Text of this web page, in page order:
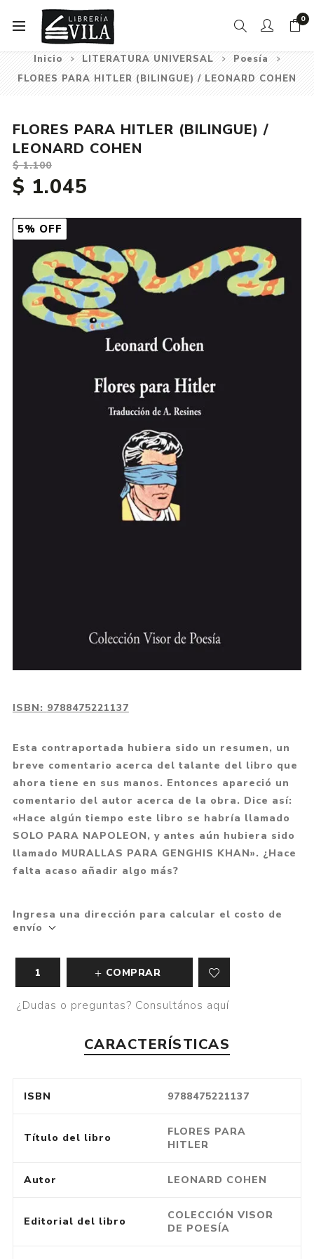
0
Inicio LITERATURA UNIVERSAL
Poesía
FLORES PARA HITLER (BILINGUE) / LEONARD COHEN
5% OFF
FLORES PARA HITLER (BILINGUE) /
LEONARD COHEN
$ 1.100
$ 1.045
ISBN: 9788475221137
Esta contraportada hubiera sido un resumen, un
breve comentario acerca del talante del libro que
ahora tiene en sus manos. Entonces apareció un
comentario del autor acerca de la obra. Dice así:
«Hace algún tiempo este libro se habría llamado
SOLO PARA NAPOLEON, y antes aún hubiera sido
llamado MURALLAS PARA GENGHIS KHAN». ¿Hace
falta acaso añadir algo más?
Ingresa una dirección para calcular el costo de
envío
COMPRAR
¿Dudas o preguntas? Consultános aquí
CARACTERÍSTICAS
ISBN 9788475221137
Título del libro
FLORES PARA
HITLER
Autor LEONARD COHEN
Editorial del libro
COLECCIÓN VISOR
DE POESÍA